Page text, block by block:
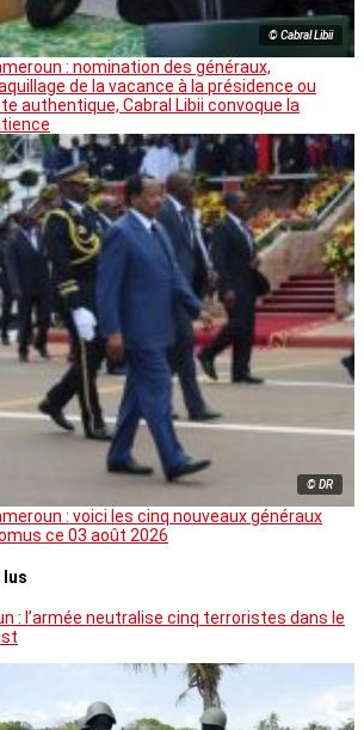
© Cabral Libii
: nomination des généraux,
de la vacance à la présidence ou
authentique, Cabral Libii convoque la
© DR
: voici les cinq nouveaux généraux
ce 03 août 2026
lus
: l’armée neutralise cinq terroristes dans le